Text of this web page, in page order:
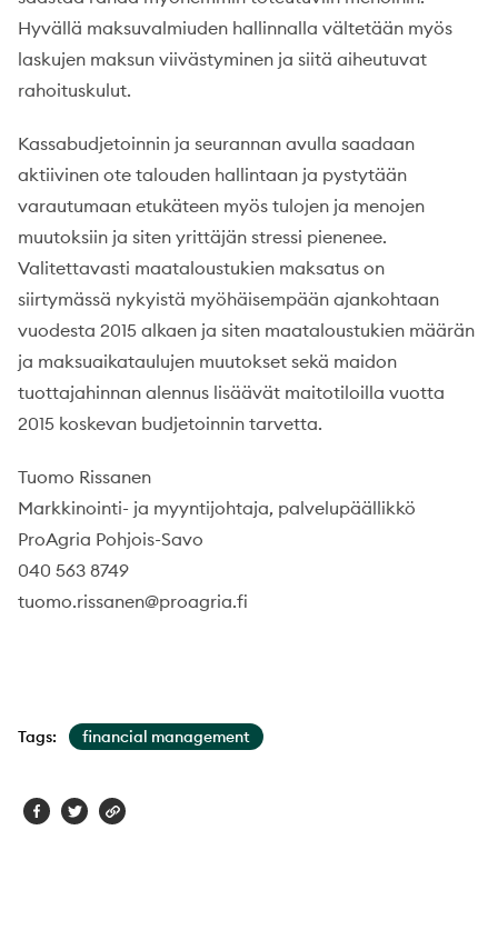
Hyvällä maksuvalmiuden hallinnalla vältetään myös
laskujen maksun viivästyminen ja siitä aiheutuvat
rahoituskulut.
Kassabudjetoinnin ja seurannan avulla saadaan
aktiivinen ote talouden hallintaan ja pystytään
varautumaan etukäteen myös tulojen ja menojen
muutoksiin ja siten yrittäjän stressi pienenee.
Valitettavasti maataloustukien maksatus on
siirtymässä nykyistä myöhäisempään ajankohtaan
vuodesta 2015 alkaen ja siten maataloustukien määrän
ja maksuaikataulujen muutokset sekä maidon
tuottajahinnan alennus lisäävät maitotiloilla vuotta
2015 koskevan budjetoinnin tarvetta.
Tuomo Rissanen
Markkinointi- ja myyntijohtaja, palvelupäällikkö
ProAgria Pohjois-Savo
040 563 8749
tuomo.rissanen@proagria.fi
Tags: financial management